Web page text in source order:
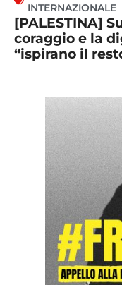
INTERNAZIONALE
[PALESTINA]
coraggio e la
“ispirano il